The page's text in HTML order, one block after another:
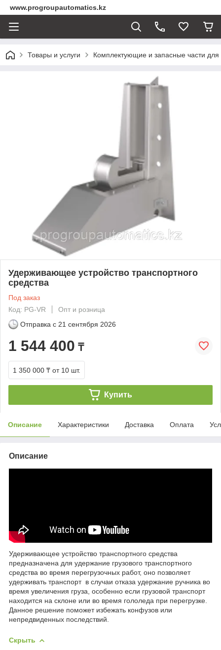
www.progroupautomatics.kz
Товары и услуги Комплектующие и запасные части для
Удерживающее устройство транспортного
средства
Под заказ
Код: PG-VR
Опт и розница
Отправка с 21 сентября 2026
1 544 400 ₸
1 350 000 ₸ от 10 шт.
Купить
Описание Характеристики Доставка Оплата
Описание
Удерживающее устройство транспортного средства
предназначена для удержание грузового транспортного
средства во время перегрузочных работ, оно позволяет
удерживать транспорт в случаи отказа удержание ручника во
время увеличения груза, особенно если грузовой транспорт
находится на склоне или во время гололеда при перегрузке.
Данное решение поможет избежать конфузов или
непредвиденных последствий.
Скрыть